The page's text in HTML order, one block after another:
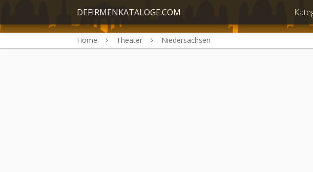
DEFIRMENKATALOGE.COM
Home Theater Niedersachsen